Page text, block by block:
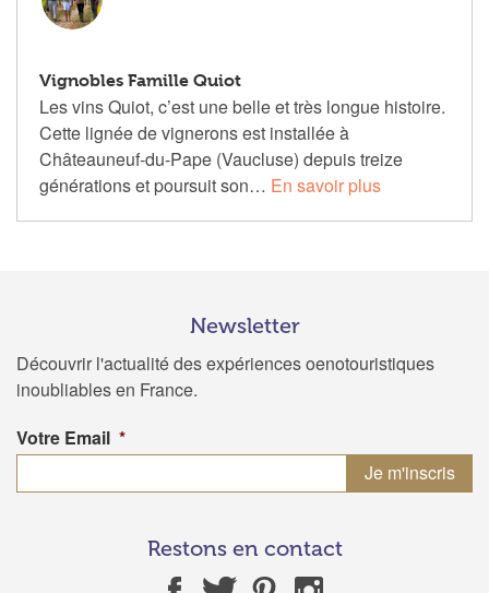
Vignobles Famille Quiot
Les vins Quiot, c’est une belle et très longue histoire.
Cette lignée de vignerons est installée à
Châteauneuf-du-Pape (Vaucluse) depuis treize
générations et poursuit son… En savoir plus
Newsletter
Découvrir l'actualité des expériences oenotouristiques
inoubliables en France.
Votre Email *
Restons en contact